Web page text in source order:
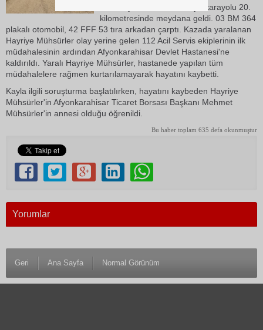
Kaza Afyonkarahisar-Konya karayolu 20.
kilometresinde meydana geldi. 03 BM 364
plakalı otomobil, 42 FFF 53 tıra arkadan çarptı. Kazada yaralanan
Hayriye Mühsürler olay yerine gelen 112 Acil Servis ekiplerinin ilk
müdahalesinin ardından Afyonkarahisar Devlet Hastanesi'ne
kaldırıldı. Yaralı Hayriye Mühsürler, hastanede yapılan tüm
müdahalelere rağmen kurtarılamayarak hayatını kaybetti.
Kayla ilgili soruşturma başlatılırken, hayatını kaybeden Hayriye
Mühsürler'in Afyonkarahisar Ticaret Borsası Başkanı Mehmet
Mühsürler'in annesi olduğu öğrenildi.
Bu haber toplam 635 defa okunmuştur
Yorumlar
Geri Ana Sayfa Normal Görünüm